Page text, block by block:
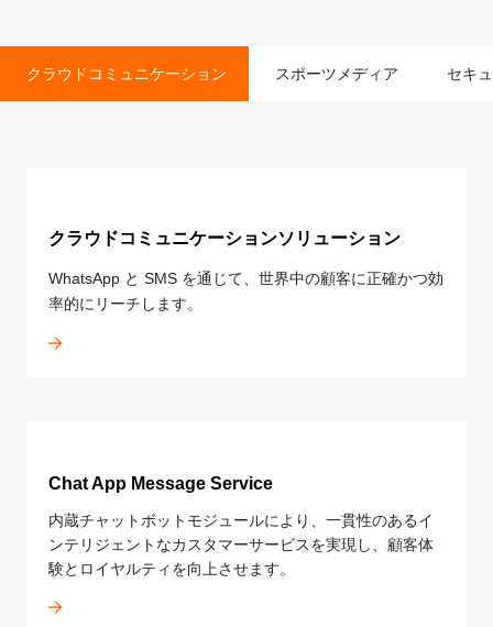
クラウドコミュニケーション スポーツメディア セキ
クラウドコミュニケーションソリューション
WhatsApp と SMS を通じて、世界中の顧客に正確かつ効
率的にリーチします。
Chat App Message Service
内蔵チャットボットモジュールにより、一貫性のあるイ
ンテリジェントなカスタマーサービスを実現し、顧客体
験とロイヤルティを向上させます。
統合エンドツーエンド VOD ソリューション
- 制作から視聴までのライフサイクルをカバーする統合
ンドツーエンド機能
セキュリティソリューション
トラフィッククレンジングと堅牢な処理能力で、ビジネ
スを効率的に保護します。
Anti-DDoS Proxy
企業向けの包括的な DDoS 対策で、高度な DDoS 攻撃
インテリジェントに防御し、ビジネス損失のリスクを低
減し、潜在的なセキュリティ脅威を軽減します。
マルチカメラリプレイ
クラウド AI のコンピューティングパワーで強化された
ルチカメラリプレイシステムが、複数の競技や会場をカ
ApsaraVideo Live
ライブビデオとオーディオのためのプロフェッショナル
ソリューション
エネルギーデータ管理
テクノロジーとイノベーションで企業のカーボンニュー
トラル実現を支援します。
トラル実現を支援します。